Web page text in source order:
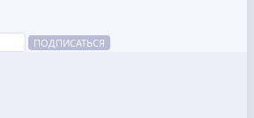
ПОДПИСАТЬСЯ